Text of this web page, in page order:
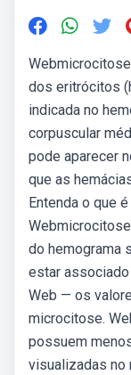
dos eritrócitos
indicada no
corpuscular
pode aparecer
que as
Entenda o que
do hemograma
estar
Web — os
microcitose.
possuem
visualizadas no